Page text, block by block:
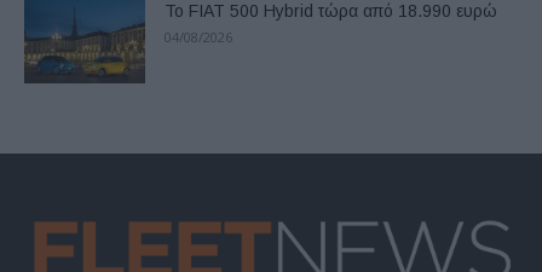
Το FIAT 500 Hybrid τώρα από 18.990 ευρώ
04/08/2026